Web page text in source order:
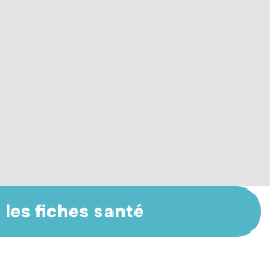
Un rhume, ça se
soigne ?
fiches santé